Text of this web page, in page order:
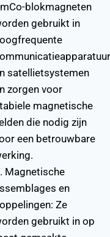
blokmagneten
gebruikt in
satellietsystemen
zorgen voor
magnetische
die nodig zijn
een betrouwbare
Magnetische
en
Ze
gebruikt in op